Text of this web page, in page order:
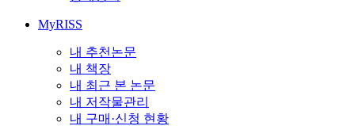
MyRISS
내 추천논문
내 책장
내 최근 본 논문
내 저작물관리
내 구매·신청 현황